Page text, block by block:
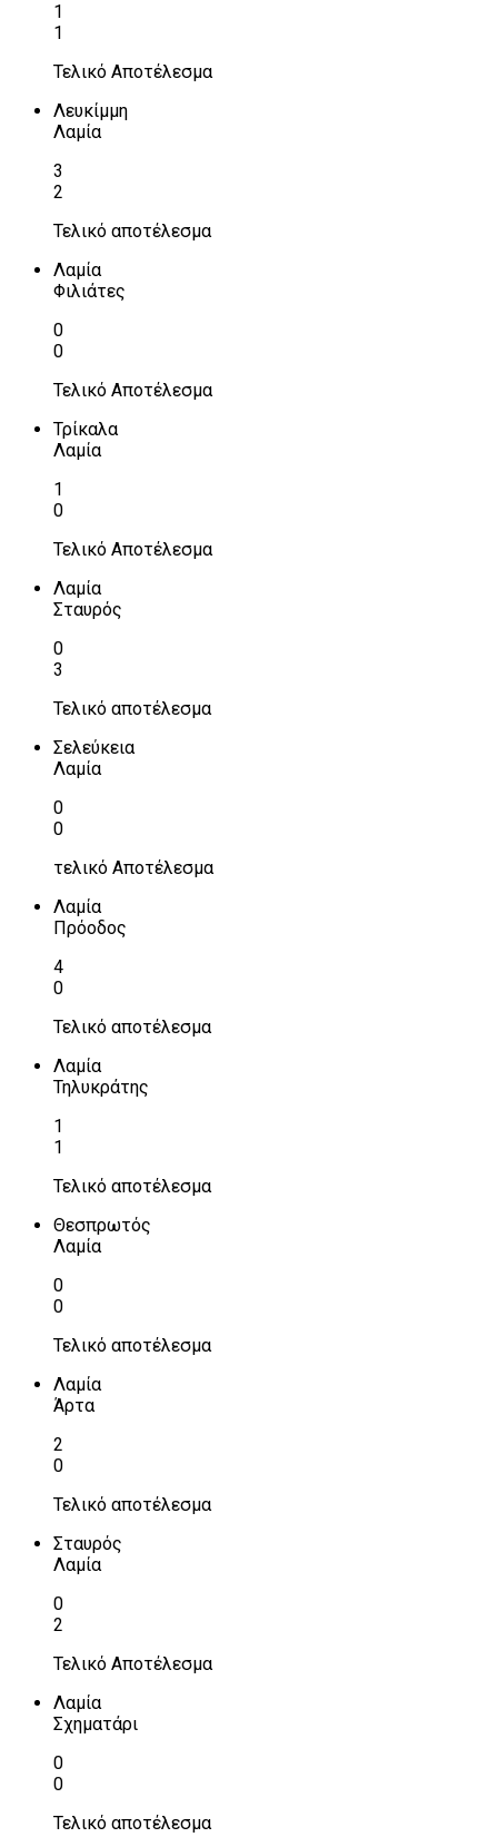
1
1
Τελικό Αποτέλεσμα
Λευκίμμη
Λαμία
3
2
Τελικό αποτέλεσμα
Λαμία
Φιλιάτες
0
0
Τελικό Αποτέλεσμα
Τρίκαλα
Λαμία
1
0
Τελικό Αποτέλεσμα
Λαμία
Σταυρός
0
3
Τελικό αποτέλεσμα
Σελεύκεια
Λαμία
0
0
τελικό Αποτέλεσμα
Λαμία
Πρόοδος
4
0
Τελικό αποτέλεσμα
Λαμία
Τηλυκράτης
1
1
Τελικό αποτέλεσμα
Θεσπρωτός
Λαμία
0
0
Τελικό αποτέλεσμα
Λαμία
Άρτα
2
0
Τελικό αποτέλεσμα
Σταυρός
Λαμία
0
2
Τελικό Αποτέλεσμα
Λαμία
Σχηματάρι
0
0
Τελικό αποτέλεσμα